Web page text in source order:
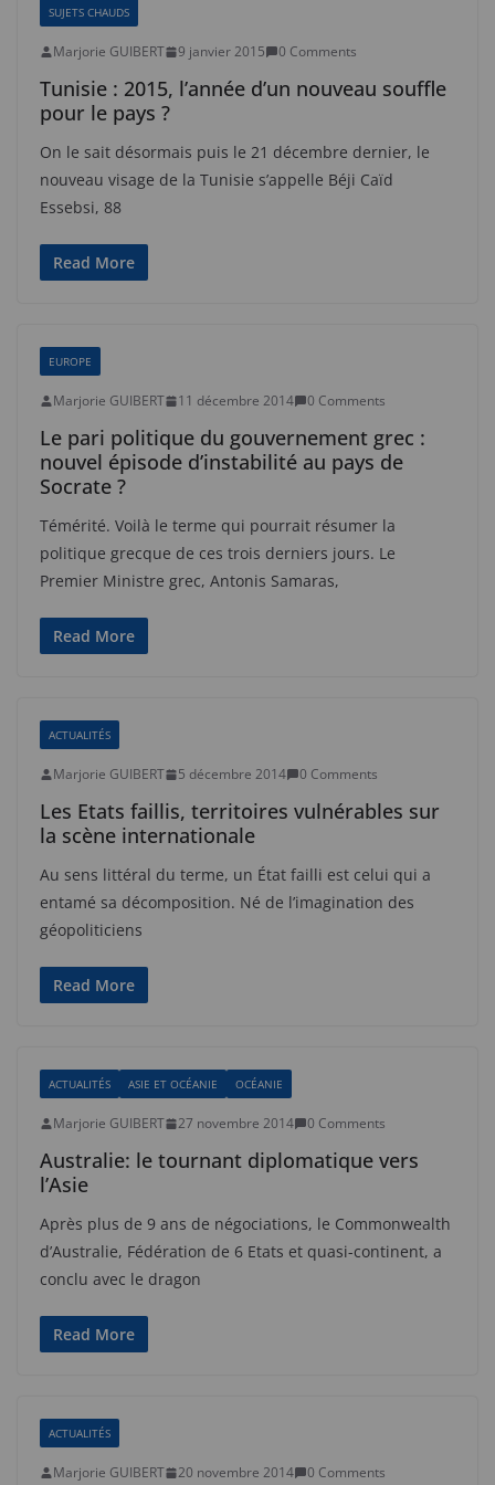
SUJETS CHAUDS
Marjorie GUIBERT 9 janvier 2015 0 Comments
Tunisie : 2015, l’année d’un nouveau souffle
pour le pays ?
On le sait désormais puis le 21 décembre dernier, le
nouveau visage de la Tunisie s’appelle Béji Caïd
Essebsi, 88
Read More
EUROPE
Marjorie GUIBERT 11 décembre 2014 0 Comments
Le pari politique du gouvernement grec :
nouvel épisode d’instabilité au pays de
Socrate ?
Témérité. Voilà le terme qui pourrait résumer la
politique grecque de ces trois derniers jours. Le
Premier Ministre grec, Antonis Samaras,
Read More
ACTUALITÉS
Marjorie GUIBERT 5 décembre 2014 0 Comments
Les Etats faillis, territoires vulnérables sur
la scène internationale
Au sens littéral du terme, un État failli est celui qui a
entamé sa décomposition. Né de l’imagination des
géopoliticiens
Read More
ACTUALITÉS ASIE ET OCÉANIE OCÉANIE
Marjorie GUIBERT 27 novembre 2014 0 Comments
Australie: le tournant diplomatique vers
l’Asie
Après plus de 9 ans de négociations, le Commonwealth
d’Australie, Fédération de 6 Etats et quasi-continent, a
conclu avec le dragon
Read More
ACTUALITÉS
Marjorie GUIBERT 20 novembre 2014 0 Comments